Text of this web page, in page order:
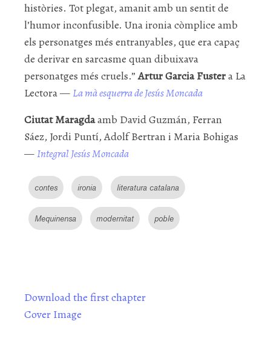
històries. Tot plegat, amanit amb un sentit de
l’humor inconfusible. Una ironia còmplice amb
els personatges més entranyables, que era capaç
de derivar en sarcasme quan dibuixava
personatges més cruels.”Artur Garcia Fustera La
Lectora — La mà esquerra de Jesús Moncada
Ciutat Maragdaamb David Guzmán, Ferran
Sáez, Jordi Puntí, Adolf Bertran i Maria Bohigas
—Integral Jesús Moncada
contes ironia literatura catalana
Mequinensa modernitat poble
Download the first chapter
Cover Image